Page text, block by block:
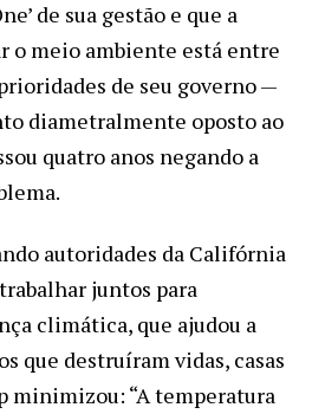
de sua gestão e que a
o meio ambiente está entre
de seu governo —
diametralmente oposto ao
quatro anos negando a
autoridades da Califórnia
juntos para
climática, que ajudou a
que destruíram vidas, casas
minimizou: “A temperatura